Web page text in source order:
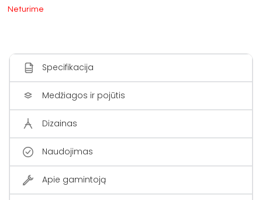
Neturime
Specifikacija
Medžiagos ir pojūtis
Dizainas
Naudojimas
Apie gamintoją